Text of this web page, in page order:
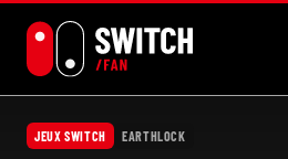
contenu
JEUX SWITCH EARTHLOCK